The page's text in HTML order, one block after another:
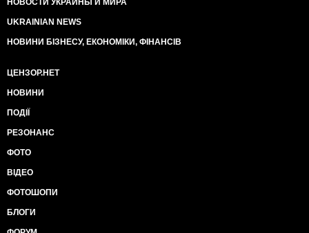
НОВОСТИ УКРАИНЫ И МИРА
UKRAINIAN NEWS
НОВИНИ БІЗНЕСУ, ЕКОНОМІКИ, ФІНАНСІВ
ЦЕНЗОР.НЕТ
НОВИНИ
ПОДІЇ
РЕЗОНАНС
ФОТО
ВІДЕО
ФОТОШОПИ
БЛОГИ